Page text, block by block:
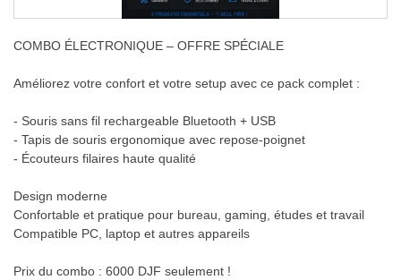
COMBO ÉLECTRONIQUE – OFFRE SPÉCIALE
Améliorez votre confort et votre setup avec ce pack complet :
- Souris sans fil rechargeable Bluetooth + USB
- Tapis de souris ergonomique avec repose-poignet
- Écouteurs filaires haute qualité
Design moderne
Confortable et pratique pour bureau, gaming, études et travail
Compatible PC, laptop et autres appareils
Prix du combo : 6000 DJF seulement !